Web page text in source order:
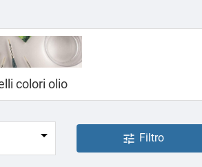
colori olio
 tune Filtro